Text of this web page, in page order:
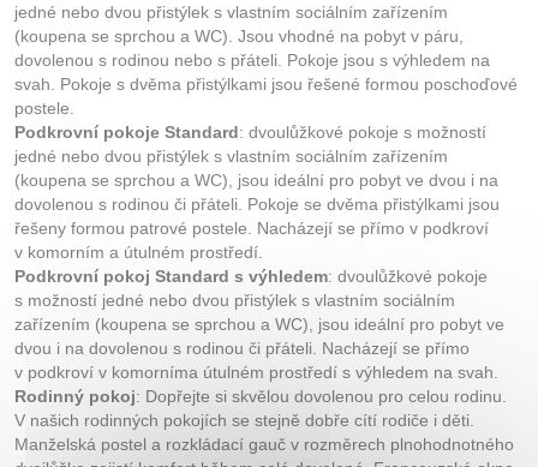
jedné nebo dvou přistýlek s vlastním sociálním zařízením
(koupena se sprchou a WC). Jsou vhodné na pobyt v páru,
dovolenou s rodinou nebo s přáteli. Pokoje jsou s výhledem na
svah. Pokoje s dvěma přistýlkami jsou řešené formou poschoďové
postele.
Podkrovní pokoje Standard: dvoulůžkové pokoje s možností
jedné nebo dvou přistýlek s vlastním sociálním zařízením
(koupena se sprchou a WC), jsou ideální pro pobyt ve dvou i na
dovolenou s rodinou či přáteli. Pokoje se dvěma přistýlkami jsou
řešeny formou patrové postele. Nacházejí se přímo v podkroví
v komorním a útulném prostředí.
Podkrovní pokoj Standard s výhledem: dvoulůžkové pokoje
s možností jedné nebo dvou přistýlek s vlastním sociálním
zařízením (koupena se sprchou a WC), jsou ideální pro pobyt ve
dvou i na dovolenou s rodinou či přáteli. Nacházejí se přímo
v podkroví v komorníma útulném prostředí s výhledem na svah.
Rodinný pokoj: Dopřejte si skvělou dovolenou pro celou rodinu.
V našich rodinných pokojích se stejně dobře cítí rodiče i děti.
Manželská postel a rozkládací gauč v rozměrech plnohodnotného